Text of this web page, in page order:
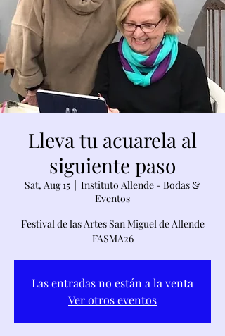
Lleva tu acuarela al
siguiente paso
Sat, Aug 15
  |
Instituto Allende - Bodas &
Eventos
Festival de las Artes San Miguel de Allende
FASMA26
Las entradas no están a la venta
Ver otros eventos